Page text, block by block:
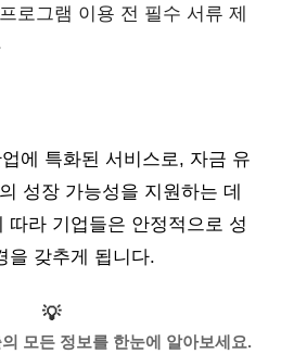
로그램 이용 전 필수 서류 제
에 특화된 서비스로, 자금 유
성장 가능성을 지원하는 데
따라 기업들은 안정적으로 성
을 갖추게 됩니다.
💡
모든 정보를 한눈에 알아보세요.